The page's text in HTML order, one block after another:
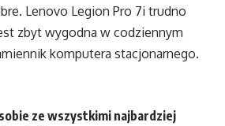
Lenovo Legion Pro 7i trudno
zbyt wygodna w codziennym
komputera stacjonarnego.
ze wszystkimi najbardziej